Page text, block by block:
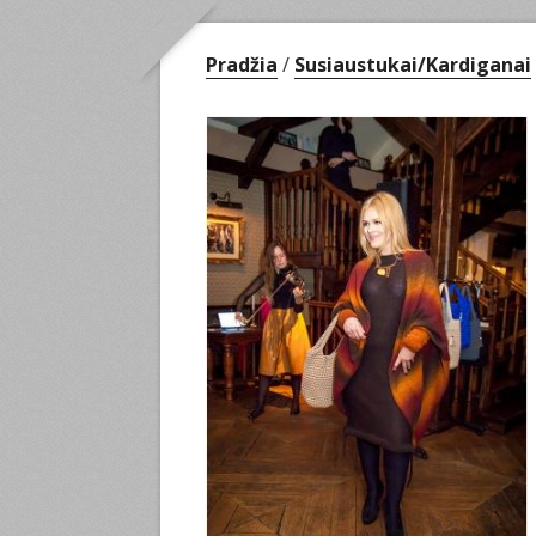
Pradžia / Susiaustukai/Kardiganai